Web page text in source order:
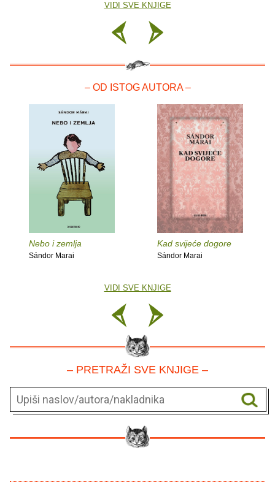
VIDI SVE KNJIGE
– OD ISTOG AUTORA –
Nebo i zemlja
Sándor Marai
Kad svijeće dogore
Sándor Marai
VIDI SVE KNJIGE
– PRETRAŽI SVE KNJIGE –